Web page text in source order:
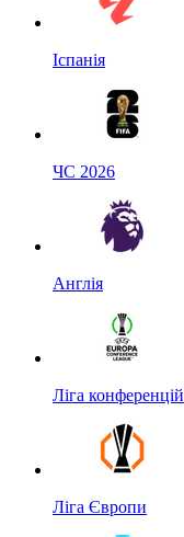
Іспанія
ЧС 2026
Англія
Ліга конференцій
Ліга Європи